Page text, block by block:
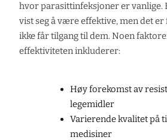
hvor parasittinfeksjoner er vanlige.
vist seg å være effektive, men det
ikke får tilgang til dem. Noen
effektiviteten inkluderer:
Høy forekomst av
legemidler
Varierende kvalitet på
medisiner